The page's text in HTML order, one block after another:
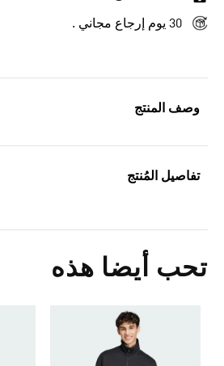
وصف المنتج
تفاصيل المُنتج
تحب أيضا هذه